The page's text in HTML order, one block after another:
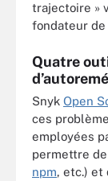
trajectoire »
fondateur de
Quatre
Snyk Open
ces
employées
permettre
npm, etc.) et